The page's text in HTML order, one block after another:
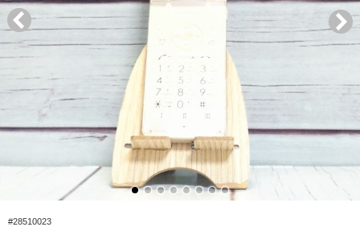
#28510023